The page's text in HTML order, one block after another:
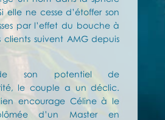
elle ne cesse d’étoffer son
par l’effet du bouche à
clients suivent AMG depuis
son potentiel de
le couple a un déclic.
encourage Céline à le
d’un Master en